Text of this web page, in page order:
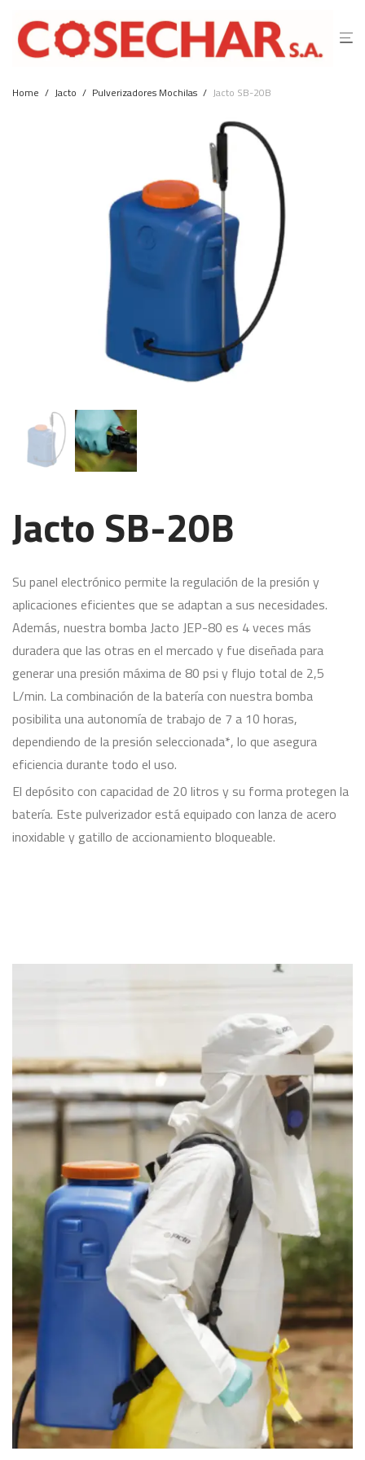
Home / Jacto / Pulverizadores Mochilas / Jacto SB-20B
Jacto SB-20B
Su panel electrónico permite la regulación de la presión y
aplicaciones eficientes que se adaptan a sus necesidades.
Además, nuestra bomba Jacto JEP-80 es 4 veces más
duradera que las otras en el mercado y fue diseñada para
generar una presión máxima de 80 psi y flujo total de 2,5
L/min. La combinación de la batería con nuestra bomba
posibilita una autonomía de trabajo de 7 a 10 horas,
dependiendo de la presión seleccionada*, lo que asegura
eficiencia durante todo el uso.
El depósito con capacidad de 20 litros y su forma protegen la
batería. Este pulverizador está equipado con lanza de acero
inoxidable y gatillo de accionamiento bloqueable.